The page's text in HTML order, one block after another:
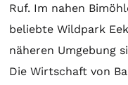
Ruf. Im nahen
beliebte Wildpark
näheren Umgebung
Die Wirtschaft von